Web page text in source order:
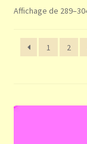
Affichage de
1 2